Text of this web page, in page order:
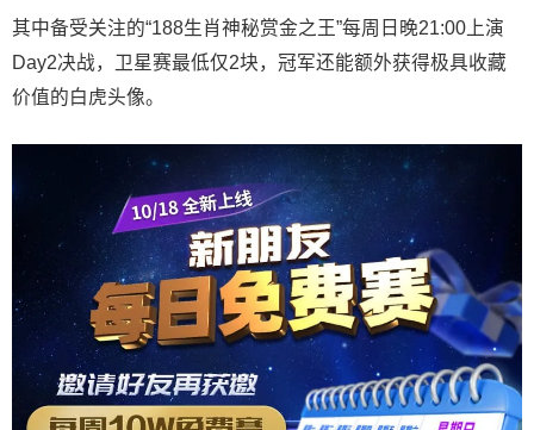
其中备受关注的“188生肖神秘赏金之王”每周日晚21:00上演
Day2决战，卫星赛最低仅2块，冠军还能额外获得极具收藏
价值的白虎头像。